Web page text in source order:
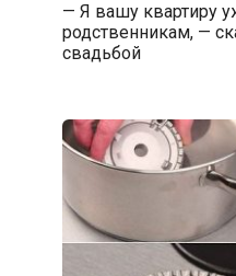
— Я вашу квартиру
родственникам, —
свадьбой